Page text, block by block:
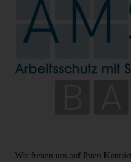
Wir freuen uns auf Ihren Kontakt